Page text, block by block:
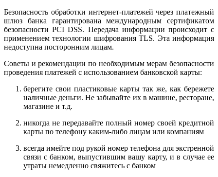
Безопасность обработки интернет-платежей через платежный
шлюз банка гарантирована международным сертификатом
безопасности PCI DSS. Передача информации происходит с
применением технологии шифрования TLS. Эта информация
недоступна посторонним лицам.
Советы и рекомендации по необходимым мерам безопасности
проведения платежей с использованием банковской карты:
берегите свои пластиковые карты так же, как бережете
наличные деньги. Не забывайте их в машине, ресторане,
магазине и т.д.
никогда не передавайте полный номер своей кредитной
карты по телефону каким-либо лицам или компаниям
всегда имейте под рукой номер телефона для экстренной
связи с банком, выпустившим вашу карту, и в случае ее
утраты немедленно свяжитесь с банком